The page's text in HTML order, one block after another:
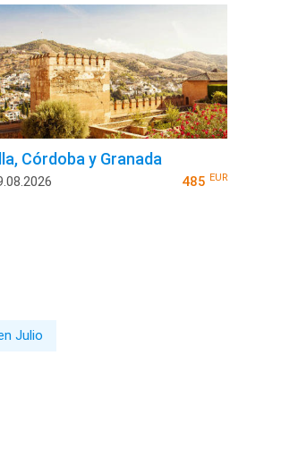
Córdoba y Granada
485 EUR
Julio